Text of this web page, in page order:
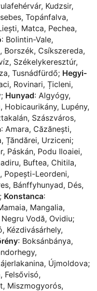
, Kudzsir,
, Topánfalva,
, Matca, Pechea,
: Bolintin-Vale,
, Borszék, Csíkszereda,
, Székelykeresztúr,
, Tusnádfürdő; Hegyi-
, Rovinari, Țicleni,
; Hunyad: Algyógy,
, Hobicaurikány, Lupény,
, Szászváros,
: Amara, Căzănești,
, Țăndărei, Urziceni;
, Páskán, Podu Iloaiei,
, Buftea, Chitila,
, Popești-Leordeni,
, Bánffyhunyad, Dés,
; Konstanca:
, Mangalia,
Negru Vodă, Ovidiu;
, Kézdivásárhely,
: Boksánbánya,
,
, Újmoldova;
, Felsővisó,
, Miszmogyorós,